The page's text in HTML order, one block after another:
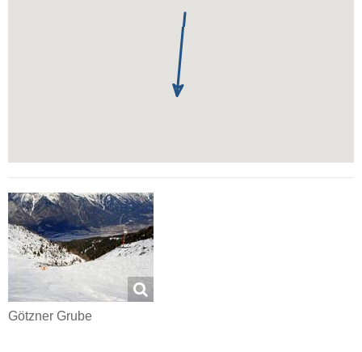
Götzner Grube